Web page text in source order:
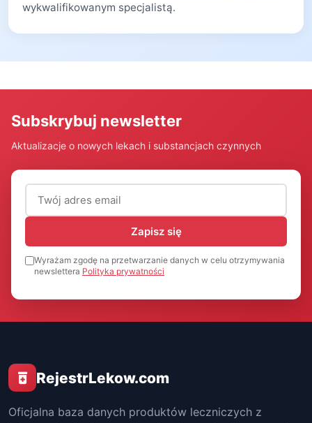
wykwalifikowanym specjalistą.
Subskrybuj newsletter
Aktualizacje o nowych lekach i substancjach czynnych
Adres email (wymagany)
Zapisz się
Wyrażam zgodę na przetwarzanie danych w celu otrzymywania
newslettera Polityka prywatności
RejestrLekow.com
Oficjalna baza danych produktów leczniczych z